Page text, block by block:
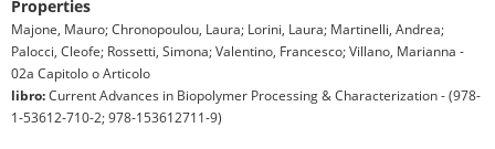
Properties
Majone, Mauro; Chronopoulou, Laura; Lorini, Laura; Martinelli, Andrea;
Palocci, Cleofe; Rossetti, Simona; Valentino, Francesco; Villano, Marianna -
02a Capitolo o Articolo
libro:Current Advances in Biopolymer Processing & Characterization - (978-
1-53612-710-2; 978-153612711-9)